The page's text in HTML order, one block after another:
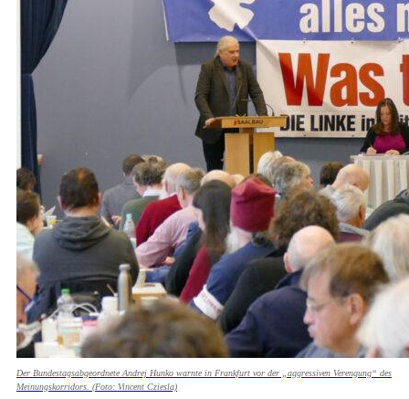
Der Bundestagsabgeordnete Andrej Hunko warnte in Frankfurt vor der „aggressiven Verengung“ des
Meinungskorridors. (Foto: Vincent Cziesla)